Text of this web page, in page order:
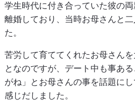
学生時代に付き合っていた彼の
離婚しており、当時お母さんと
た。
苦労して育ててくれたお母さん
となのですが、デート中も事あ
がね」とお母さんの事を話題に
感じだしました。